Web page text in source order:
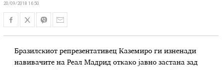
20/09/2018 16:50
Бразилскиот репрезентативец Каземиро ги изненади
навивачите на Реал Мадрид откако јавно застана зад